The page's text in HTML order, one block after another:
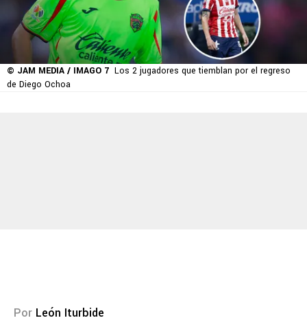
© JAM MEDIA / IMAGO 7 Los 2 jugadores que tiemblan por el regreso
de Diego Ochoa
Por León Iturbide